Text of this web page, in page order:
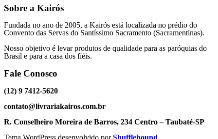
Sobre a Kairós
Fundada no ano de 2005, a Kairós está localizada no prédio do
Convento das Servas do Santíssimo Sacramento (Sacramentinas).
Nosso objetivo é levar produtos de qualidade para as paróquias do
Brasil e para a casa dos fiéis.
Fale Conosco
(12) 9 7412-5620
contato@livrariakairos.com.br
R. Conselheiro Moreira de Barros, 234 Centro – Taubaté-SP
Tema WordPress desenvolvido porShufflehound